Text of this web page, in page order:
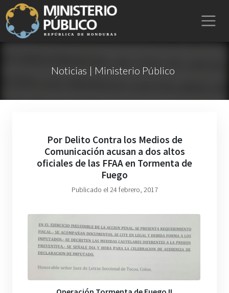
Noticias | Ministerio Público
Por Delito Contra los Medios de
Comunicación acusan a dos altos
oficiales de las FFAA en Tormenta de
Fuego
Publicado el 24 febrero, 2017